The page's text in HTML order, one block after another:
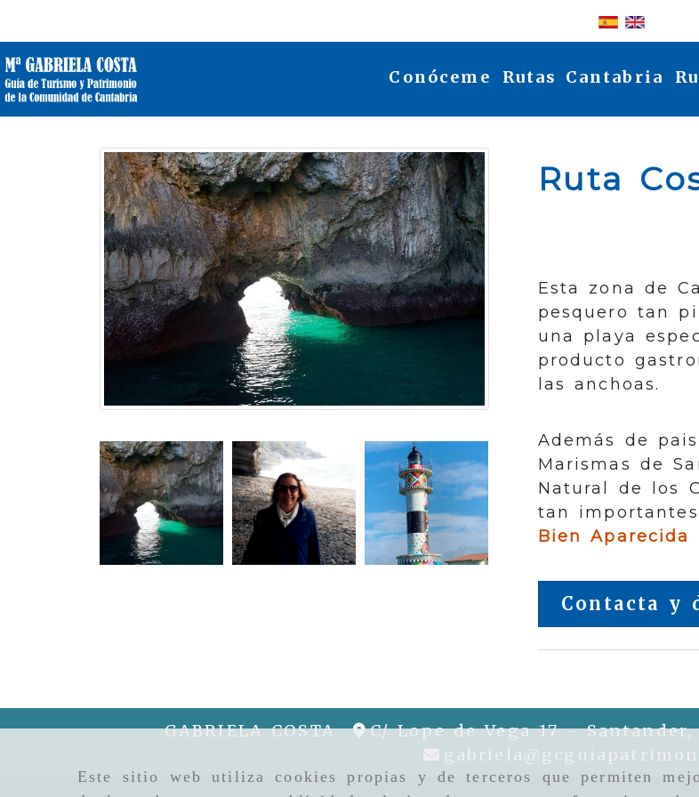
Este sitio web utiliza cookies propias y de terceros que permiten
Conóceme Rutas Cantabria
Ruta
Esta zona de
pesquero tan
una playa
producto
las anchoas.
Además de
Marismas de
Natural de los
tan
Bien
Contacta y
GABRIELA COSTA C/ Lope de Vega 17 -
gabriela